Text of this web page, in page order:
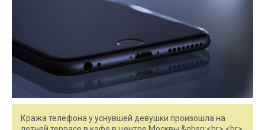
Кража телефона у уснувшей девушки произошла на